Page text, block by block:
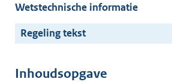
Wetstechnische informatie
Regeling tekst
Inhoudsopgave